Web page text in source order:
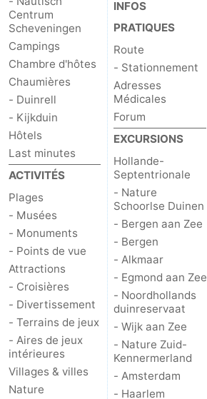
Centrum
Scheveningen
Campings
Chambre d'hôtes
Chaumières
- Duinrell
- Kijkduin
Hôtels
Last minutes
ACTIVITÉS
Plages
- Musées
- Monuments
- Points de vue
Attractions
- Croisières
- Divertissement
- Terrains de jeux
- Aires de jeux
intérieures
Villages & villes
Nature
INFOS
PRATIQUES
Route
- Stationnement
Adresses
Médicales
Forum
EXCURSIONS
Hollande-
Septentrionale
- Nature
Schoorlse Duinen
- Bergen aan Zee
- Bergen
- Alkmaar
- Egmond aan Zee
- Noordhollands
duinreservaat
- Wijk aan Zee
- Nature Zuid-
Kennermerland
- Amsterdam
- Haarlem